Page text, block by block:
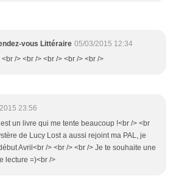
vous Littéraire 05/03/2015 12:34
<br /> <br /> <br /> <br /> <br />
23:56
un livre qui me tente beaucoup !<br /> <br
de Lucy Lost a aussi rejoint ma PAL, je
Avril<br /> <br /> <br /> Je te souhaite une
lecture =)<br />